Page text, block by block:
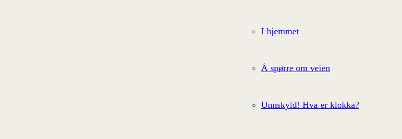
I hjemmet
Å spørre om veien
Unnskyld! Hva er klokka?